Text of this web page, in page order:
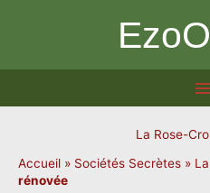
La Rose-
Accueil » Sociétés Secrètes »
rénovée